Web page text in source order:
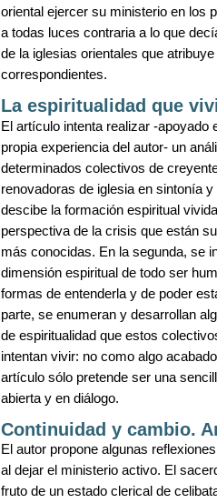
oriental ejercer su ministerio en los
a todas luces contraria a lo que
de la iglesias orientales que
correspondientes.
La espiritualidad que
El artículo intenta realizar -
propia experiencia del autor- un
determinados colectivos de
renovadoras de iglesia en sintonía
descibe la formación espiritual
perspectiva de la crisis que están
más conocidas. En la segunda, se
dimensión espiritual de todo ser
formas de entenderla y de poder
parte, se enumeran y desarrollan
de espiritualidad que estos
intentan vivir: no como algo
artículo sólo pretende ser una
abierta y en diálogo.
Continuidad y cambio.
El autor propone algunas
al dejar el ministerio activo. El
fruto de un estado clerical de